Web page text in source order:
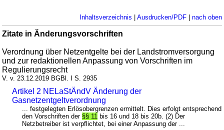
Inhaltsverzeichnis | Ausdrucken/PDF| nach oben
Zitate in Änderungsvorschriften
Verordnung über Netzentgelte bei der Landstromversorgung
und zur redaktionellen Anpassung von Vorschriften im
Regulierungsrecht
V. v. 23.12.2019 BGBl. I S. 2935
Artikel 2 NELaStÄndV Änderung der
Gasnetzentgeltverordnung
... festgelegten Erlösobergrenzen ermittelt. Dies erfolgt entsprechend
den Vorschriften der §§ 11 bis 16 und 18 bis 20b. (2) Der
Netzbetreiber ist verpflichtet, bei einer Anpassung der ...